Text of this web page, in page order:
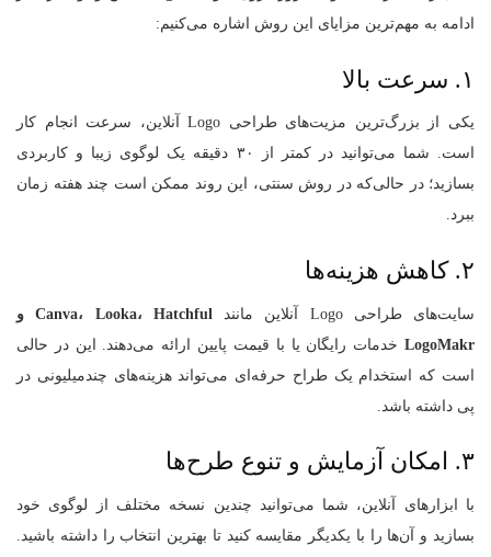
ادامه به مهم‌ترین مزایای این روش اشاره می‌کنیم:
۱. سرعت بالا
یکی از بزرگ‌ترین مزیت‌های طراحی Logo آنلاین، سرعت انجام کار
است. شما می‌توانید در کمتر از ۳۰ دقیقه یک لوگوی زیبا و کاربردی
بسازید؛ در حالی‌که در روش سنتی، این روند ممکن است چند هفته زمان
ببرد.
۲. کاهش هزینه‌ها
سایت‌های طراحی Logo آنلاین مانند
Canva، Looka، Hatchful و
LogoMakr خدمات رایگان یا با قیمت پایین ارائه می‌دهند. این در حالی
است که استخدام یک طراح حرفه‌ای می‌تواند هزینه‌های چندمیلیونی در
پی داشته باشد.
۳. امکان آزمایش و تنوع طرح‌ها
با ابزارهای آنلاین، شما می‌توانید چندین نسخه مختلف از لوگوی خود
بسازید و آن‌ها را با یکدیگر مقایسه کنید تا بهترین انتخاب را داشته باشید.